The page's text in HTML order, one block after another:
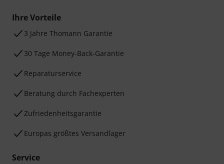
Ihre Vorteile
3 Jahre Thomann Garantie
30 Tage Money-Back-Garantie
Reparaturservice
Beratung durch Fachexperten
Zufriedenheitsgarantie
Europas größtes Versandlager
Service